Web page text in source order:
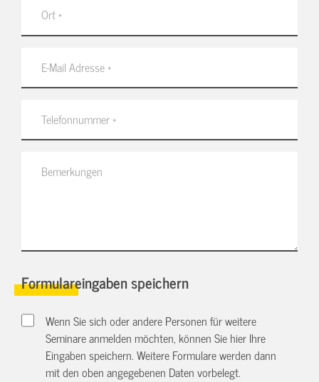
Formulareingaben speichern
Wenn Sie sich oder andere Personen für weitere
Seminare anmelden möchten, können Sie hier Ihre
Eingaben speichern. Weitere Formulare werden dann
mit den oben angegebenen Daten vorbelegt.